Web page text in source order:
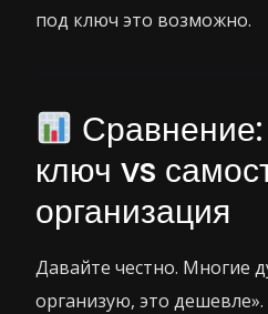
под ключ это возможно.
ключ vs
организация
Давайте честно. Многие
организую, это